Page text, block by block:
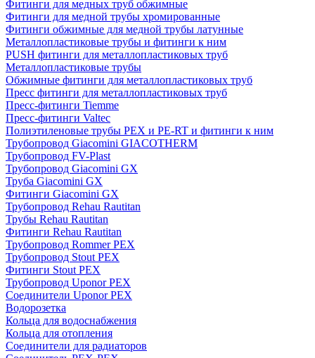
Фитинги для медных труб обжимные
Фитинги для медной трубы хромированные
Фитинги обжимные для медной трубы латунные
Металлопластиковые трубы и фитинги к ним
PUSH фитинги для металлопластиковых труб
Металлопластиковые трубы
Обжимные фитинги для металлопластиковых труб
Пресс фитинги для металлопластиковых труб
Пресс-фитинги Tiemme
Пресс-фитинги Valtec
Полиэтиленовые трубы PEX и PE-RT и фитинги к ним
Трубопровод Giacomini GIACOTHERM
Трубопровод FV-Plast
Трубопровод Giacomini GX
Труба Giacomini GX
Фитинги Giacomini GX
Трубопровод Rehau Rautitan
Трубы Rehau Rautitan
Фитинги Rehau Rautitan
Трубопровод Rommer PEX
Трубопровод Stout PEX
Фитинги Stout PEX
Трубопровод Uponor PEX
Соединители Uponor PEX
Водорозетка
Кольца для водоснабжения
Кольца для отопления
Соединители для радиаторов